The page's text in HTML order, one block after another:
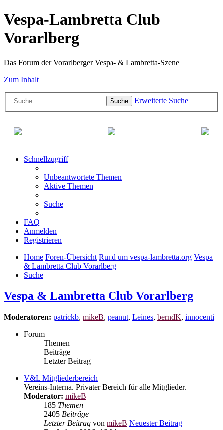
Vespa-Lambretta Club
Vorarlberg
Das Forum der Vorarlberger Vespa- & Lambretta-Szene
Zum Inhalt
Suche Erweiterte Suche
Schnellzugriff
Unbeantwortete Themen
Aktive Themen
Suche
FAQ
Anmelden
Registrieren
Home Foren-Übersicht Rund um vespa-lambretta.org Vespa
& Lambretta Club Vorarlberg
Suche
Vespa & Lambretta Club Vorarlberg
Moderatoren: patrickb, mikeB, peanut, Leines, berndK, innocenti
Forum
Themen
Beiträge
Letzter Beitrag
V&L Mitgliederbereich
Vereins-Interna. Privater Bereich für alle Mitglieder.
Moderator: mikeB
185 Themen
2405 Beiträge
Letzter Beitrag von mikeB Neuester Beitrag